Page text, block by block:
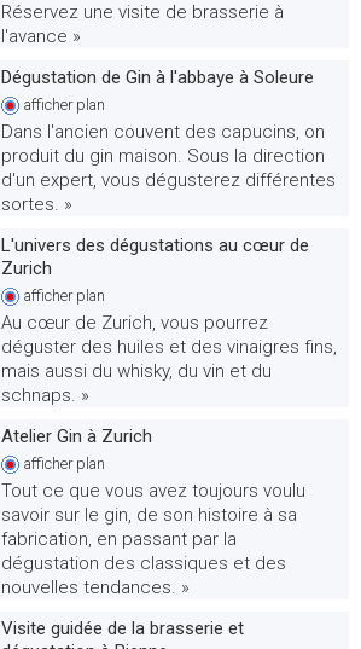
Réservez une visite de brasserie à
l'avance »
Dégustation de Gin à l'abbaye à Soleure
afficherplan
Dans l'ancien couvent des capucins, on
produit du gin maison. Sous la direction
d'un expert, vous dégusterez différentes
sortes. »
L'univers des dégustations au cœur de
Zurich
afficherplan
Au cœur de Zurich, vous pourrez
déguster des huiles et des vinaigres fins,
mais aussi du whisky, du vin et du
schnaps. »
Atelier Gin à Zurich
afficherplan
Tout ce que vous avez toujours voulu
savoir sur le gin, de son histoire à sa
fabrication, en passant par la
dégustation des classiques et des
nouvelles tendances. »
Visite guidée de la brasserie et